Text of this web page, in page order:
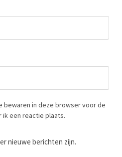
bewaren in deze browser voor de
een reactie plaats.
nieuwe berichten zijn.